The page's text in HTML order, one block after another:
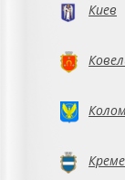
Киев